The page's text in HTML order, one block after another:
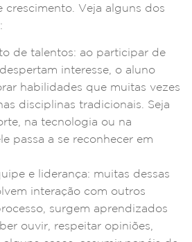
Veja alguns dos
de talentos: ao participar de
interesse, o aluno
habilidades que muitas vezes
disciplinas tradicionais. Seja
na tecnologia ou na
passa a se reconhecer em
e liderança: muitas dessas
interação com outros
surgem aprendizados
ouvir, respeitar opiniões,